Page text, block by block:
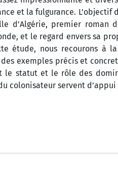
et la fulgurance. L’objectif
d’Algérie, premier roman
et le regard envers sa
étude, nous recourons à
exemples précis et
le statut et le rôle des
colonisateur servent